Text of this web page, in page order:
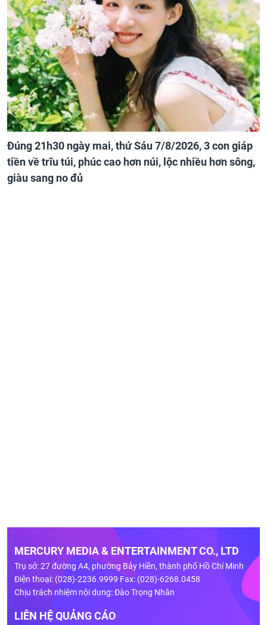
Đúng 21h30 ngày mai, thứ Sáu 7/8/2026, 3 con giáp
tiền về trĩu túi, phúc cao hơn núi, lộc nhiều hơn sông,
giàu sang no đủ
MERCURY MEDIA & ENTERTAINMENT CO., LTD
Trụ sở: 27 đường A4, phường Bảy Hiền, thành phố Hồ Chí Minh
Điện thoại: (028)-2236.9999 Fax: (028)-6268.0458
Chịu trách nhiệm nội dung: Đào Trọng Nhân
LIÊN HỆ QUẢNG CÁO